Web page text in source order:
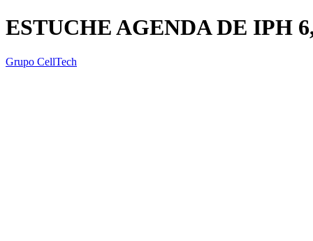
ESTUCHE AGENDA DE IPH
Grupo CellTech